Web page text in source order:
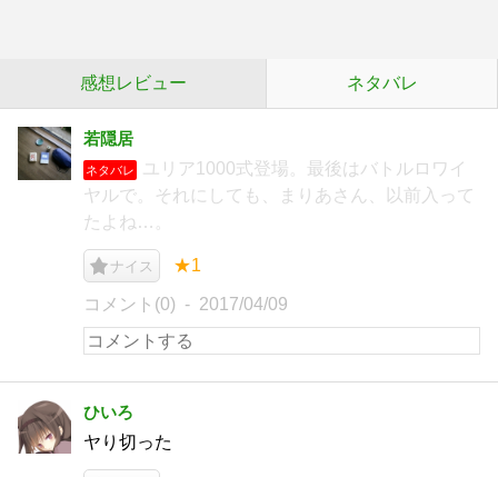
感想レビュー ネタバレ
若隠居
ネタバレ
ユリア1000式登場。最後はバトルロワイ
ヤルで。それにしても、まりあさん、以前入って
たよね…。
ナイス ★1
コメント(0) 2017/04/09
ひいろ
ヤり切った